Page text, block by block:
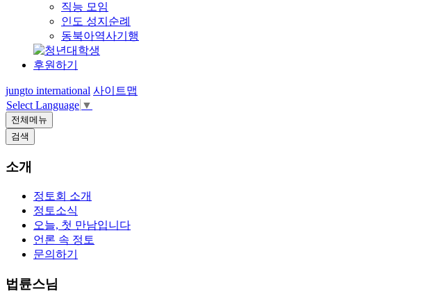
직능 모임
인도 성지순례
동북아역사기행
후원하기
jungto international 사이트맵
Select Language ▼
전체메뉴
검색
소개
정토회 소개
정토소식
오늘, 첫 만남입니다
언론 속 정토
문의하기
법륜스님